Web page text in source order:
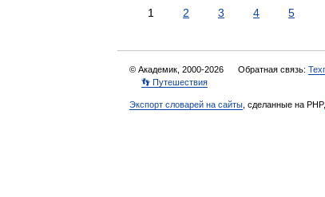
1 2 3 4 5
© Академик, 2000-2026 Обратная связь:
👣 Путешествия
Экспорт словарей на сайты , сделанные на PHP,